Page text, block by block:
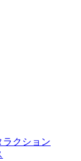
ラクション